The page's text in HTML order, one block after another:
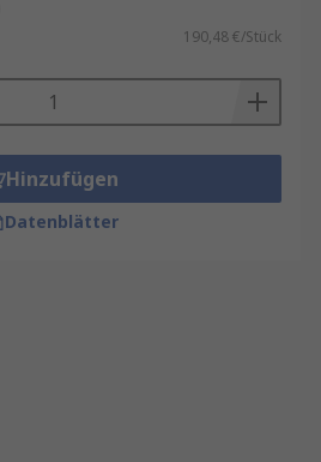
190,48 €/Stück
Hinzufügen
Datenblätter